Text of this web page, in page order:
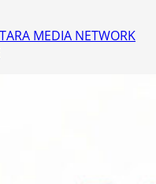
MEDIA NETWORK